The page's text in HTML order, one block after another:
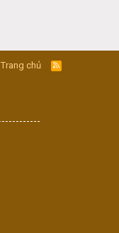
Trang chủ
R
S